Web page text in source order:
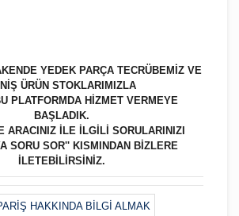
YEDEK PARÇA TECRÜBEMİZ VE
ÜRÜN STOKLARIMIZLA
PLATFORMDA HİZMET VERMEYE
BAŞLADIK.
ARACINIZ İLE İLGİLİ SORULARINIZI
SORU SOR'' KISMINDAN BİZLERE
İLETEBİLİRSİNİZ.